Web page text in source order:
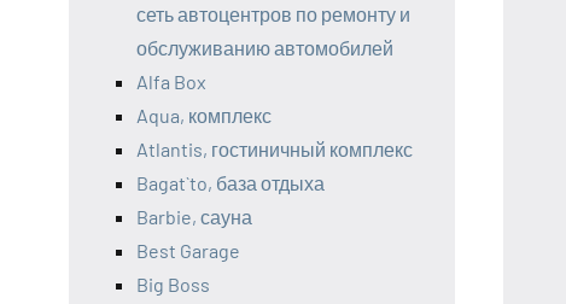
сеть автоцентров по ремонту и
обслуживанию автомобилей
Alfa Box
Aqua, комплекс
Atlantis, гостиничный комплекс
Bagat`to, база отдыха
Barbie, сауна
Best Garage
Big Boss